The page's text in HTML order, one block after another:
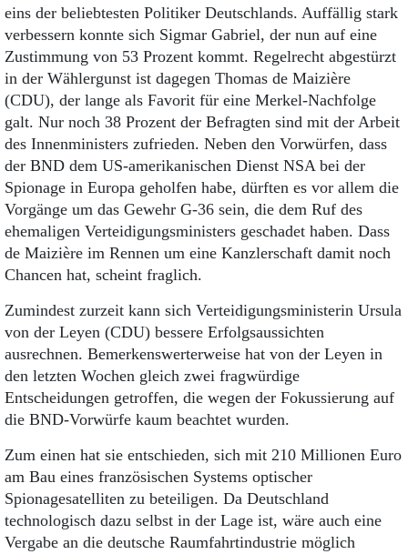
eins der beliebtesten Politiker Deutschlands. Auffällig stark
verbessern konnte sich Sigmar Gabriel, der nun auf eine
Zustimmung von 53 Prozent kommt. Regelrecht abgestürzt
in der Wählergunst ist dagegen Thomas de Maizière
(CDU), der lange als Favorit für eine Merkel-Nachfolge
galt. Nur noch 38 Prozent der Befragten sind mit der Arbeit
des Innenministers zufrieden. Neben den Vorwürfen, dass
der BND dem US-amerikanischen Dienst NSA bei der
Spionage in Europa geholfen habe, dürften es vor allem die
Vorgänge um das Gewehr G-36 sein, die dem Ruf des
ehemaligen Verteidigungsministers geschadet haben. Dass
de Maizière im Rennen um eine Kanzlerschaft damit noch
Chancen hat, scheint fraglich.
Zumindest zurzeit kann sich Verteidigungsministerin Ursula
von der Leyen (CDU) bessere Erfolgsaussichten
ausrechnen. Bemerkenswerterweise hat von der Leyen in
den letzten Wochen gleich zwei fragwürdige
Entscheidungen getroffen, die wegen der Fokussierung auf
die BND-Vorwürfe kaum beachtet wurden.
Zum einen hat sie entschieden, sich mit 210 Millionen Euro
am Bau eines französischen Systems optischer
Spionagesatelliten zu beteiligen. Da Deutschland
technologisch dazu selbst in der Lage ist, wäre auch eine
Vergabe an die deutsche Raumfahrtindustrie möglich